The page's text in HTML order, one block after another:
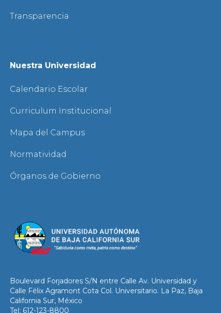
Transparencia
Nuestra Universidad
Calendario Escolar
Curriculum Institucional
Mapa del Campus
Normatividad
Órganos de Gobierno
Boulevard Forjadores S/N entre Calle Av. Universidad y
Calle Félix Agramont Cota Col. Universitario. La Paz, Baja
California Sur, México
Tel: 612-123-8800